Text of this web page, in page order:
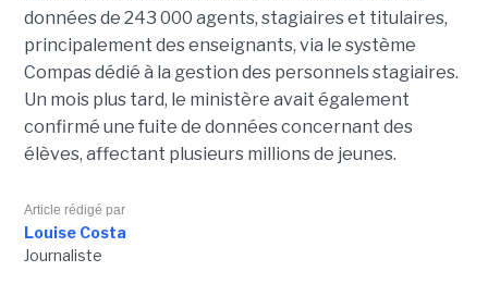
données de 243 000 agents, stagiaires et titulaires,
principalement des enseignants, via le système
Compas dédié à la gestion des personnels stagiaires.
Un mois plus tard, le ministère avait également
confirmé une fuite de données concernant des
élèves, affectant plusieurs millions de jeunes.
Article rédigé par
Louise Costa
Journaliste